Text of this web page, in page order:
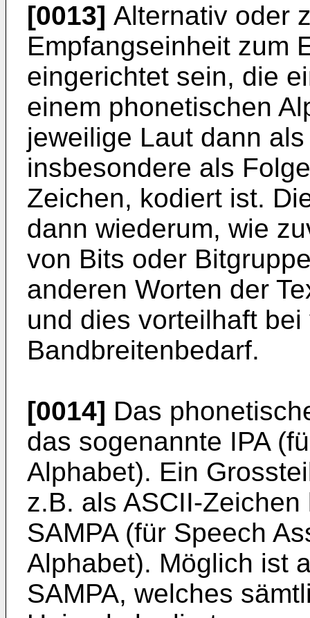
[0013] Alternativ oder
Empfangseinheit zum
eingerichtet sein, die
einem phonetischen
jeweilige Laut dann
insbesondere als
Zeichen, kodiert ist.
dann wiederum, wie
von Bits oder
anderen Worten der
und dies vorteilhaft
Bandbreitenbedarf.
[0014] Das
das sogenannte IPA
Alphabet). Ein
z.B. als ASCII-
SAMPA (für Speech
Alphabet). Möglich ist
SAMPA, welches